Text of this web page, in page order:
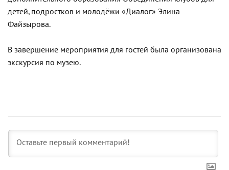
детей, подростков и молодёжи «Диалог» Элина
Файзырова.
В завершение мероприятия для гостей была организована
экскурсия по музею.